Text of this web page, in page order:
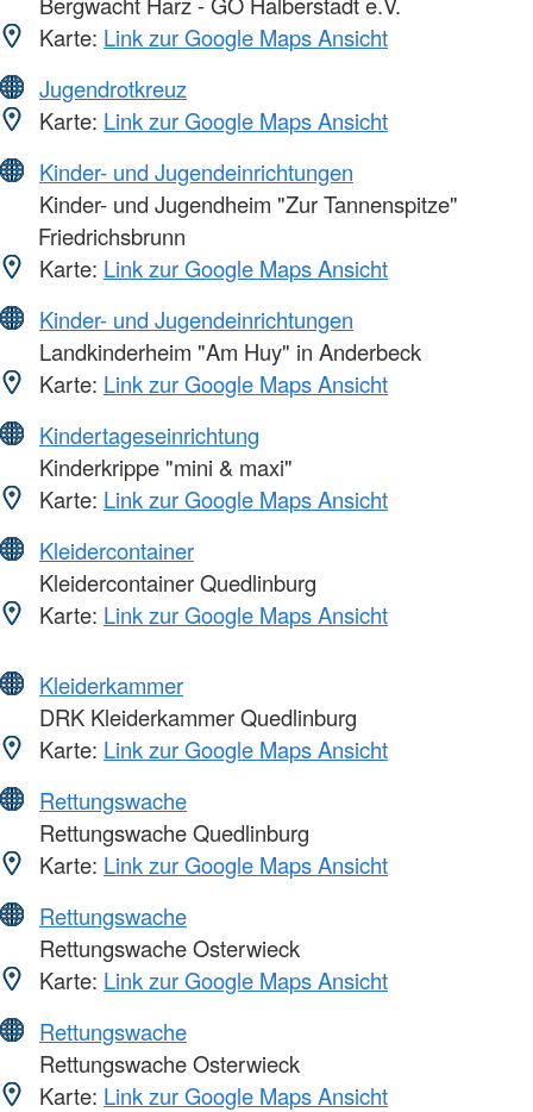
Karte: Link zur Google Maps Ansicht
Jugendrotkreuz
Karte: Link zur Google Maps Ansicht
Kinder- und Jugendeinrichtungen
Kinder- und Jugendheim "Zur Tannenspitze"
Friedrichsbrunn
Karte: Link zur Google Maps Ansicht
Kinder- und Jugendeinrichtungen
Landkinderheim "Am Huy" in Anderbeck
Karte: Link zur Google Maps Ansicht
Kindertageseinrichtung
Kinderkrippe "mini & maxi"
Karte: Link zur Google Maps Ansicht
Kleidercontainer
Kleidercontainer Quedlinburg
Karte: Link zur Google Maps Ansicht
Kleiderkammer
DRK Kleiderkammer Quedlinburg
Karte: Link zur Google Maps Ansicht
Rettungswache
Rettungswache Quedlinburg
Karte: Link zur Google Maps Ansicht
Rettungswache
Rettungswache Osterwieck
Karte: Link zur Google Maps Ansicht
Rettungswache
Rettungswache Osterwieck
Karte: Link zur Google Maps Ansicht